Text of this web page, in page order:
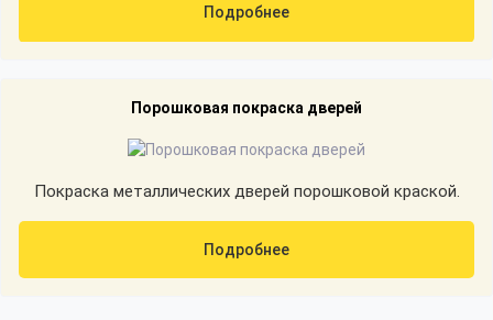
Подробнее
Порошковая покраска дверей
Покраска металлических дверей порошковой краской.
Подробнее